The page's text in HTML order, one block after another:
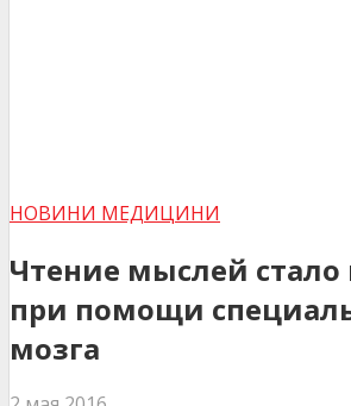
НОВИНИ МЕДИЦИНИ
Чтение мыслей
при помощи
мозга